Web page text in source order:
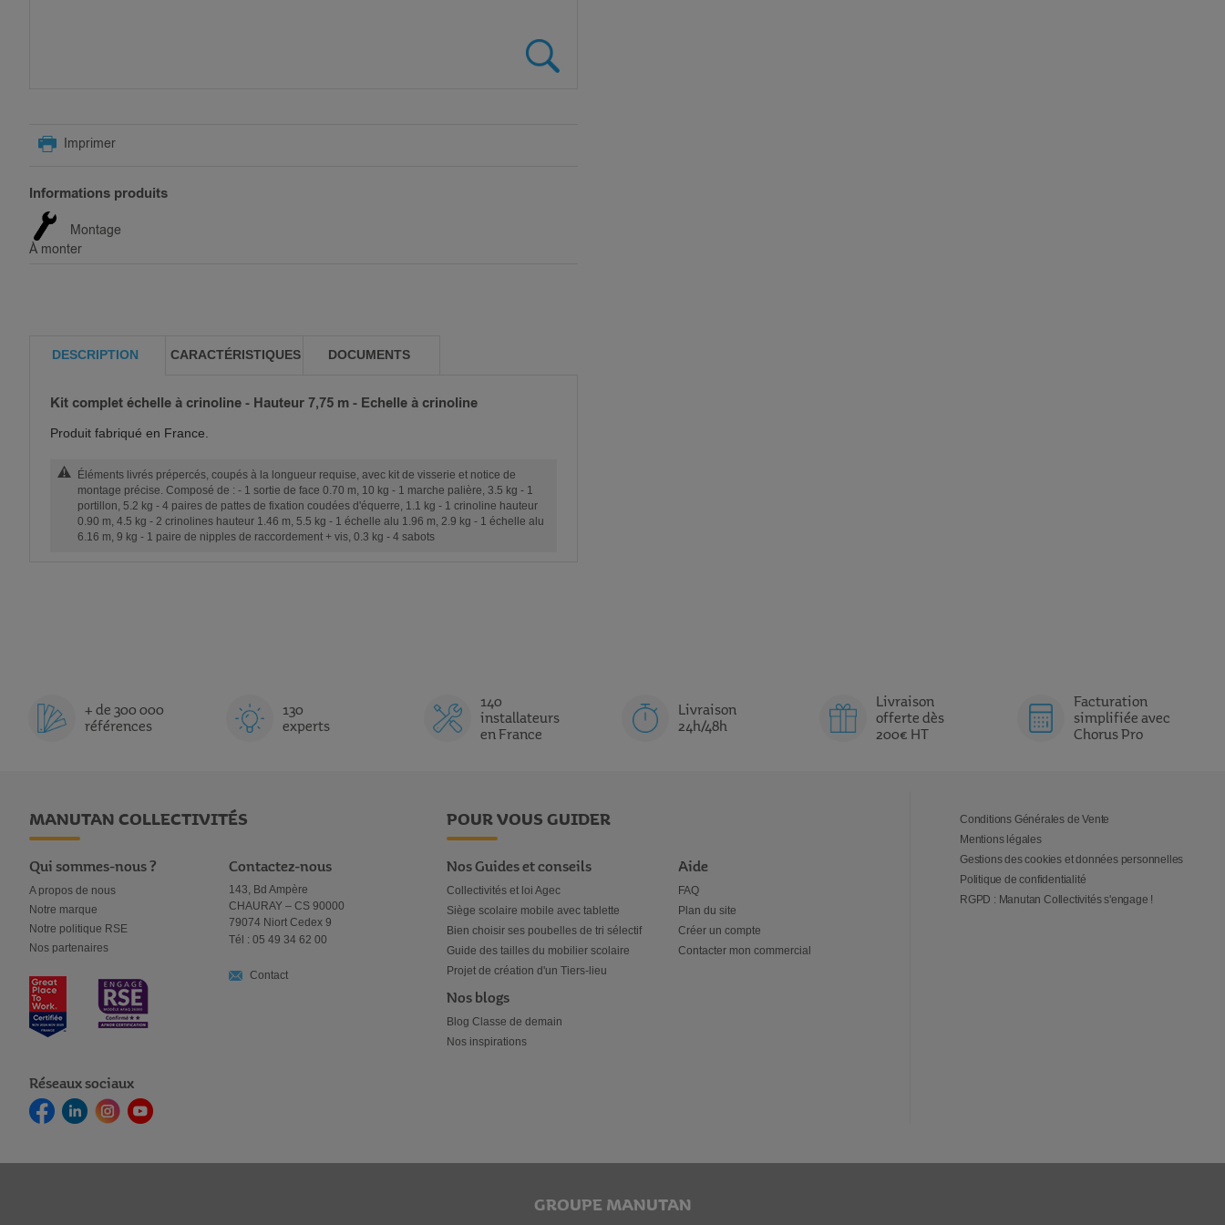
THE
THE
IMAGES
GALLERY
Imprimer
Informations produits
À monter
Montage
DESCRIPTION
Kit complet échelle à crinoline - Hauteur 7,75 m - Echelle à crinoline
Produit fabriqué en France.
Éléments livrés prépercés, coupés à la longueur requise, avec kit de visserie et notice de
montage précise. Composé de : - 1 sortie de face 0.70 m, 10 kg - 1 marche palière, 3.5 kg - 1
portillon, 5.2 kg - 4 paires de pattes de fixation coudées d'équerre, 1.1 kg - 1 crinoline hauteur
0.90 m, 4.5 kg - 2 crinolines hauteur 1.46 m, 5.5 kg - 1 échelle alu 1.96 m, 2.9 kg - 1 échelle alu
6.16 m, 9 kg - 1 paire de nipples de raccordement + vis, 0.3 kg - 4 sabots
CARACTÉRISTIQUES DOCUMENTS
+ de 300 000
références
130
experts
140
installateurs
en France
Livraison
24h/48h
Livraison
offerte dès
200€ HT
Facturation
simplifiée avec
Chorus Pro
MANUTAN COLLECTIVITÉS
Qui sommes-nous ?
A propos de nous
Notre marque
Notre politique RSE
Nos partenaires
Réseaux sociaux
Contactez-nous
143, Bd Ampère
CHAURAY – CS 90000
79074 Niort Cedex 9
Tél : 05 49 34 62 00
Contact
POUR VOUS GUIDER
Nos Guides et conseils
Collectivités et loi Agec
Siège scolaire mobile avec tablette
Bien choisir ses poubelles de tri sélectif
Guide des tailles du mobilier scolaire
Projet de création d'un Tiers-lieu
Nos blogs
Blog Classe de demain
Nos inspirations
Aide
FAQ
Plan du site
Créer un compte
Contacter mon commercial
Conditions Générales de Vente
Mentions légales
Gestions des cookies et données personnelles
Politique de confidentialité
RGPD : Manutan Collectivités s'engage !
GROUPE MANUTAN